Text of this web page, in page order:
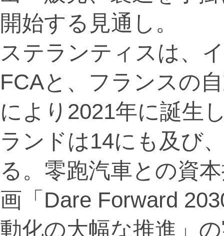
開始する見通し。
ステランティスは、
FCAと、フランスの
により2021年に誕生
ランドは14にも及び
る。零跑汽車との資
画「Dare Forward
動化の大幅な推進」